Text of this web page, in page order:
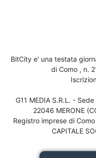
BitCity e' una testata
di Como , n.
G11 MEDIA S.R.L. -
22046 MERONE
Registro imprese di
CAPITALE